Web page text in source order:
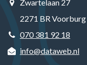
Zwartelaan 27
2271 BR Voorburg
070 381 92 18
info@dataweb.nl